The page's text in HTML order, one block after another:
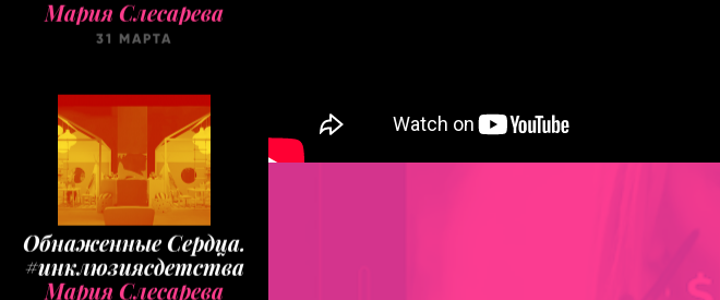
31 МАРТА
Обнаженные Cердца.
#инклюзиясдетства
Мария Слесарева
24 МАРТА